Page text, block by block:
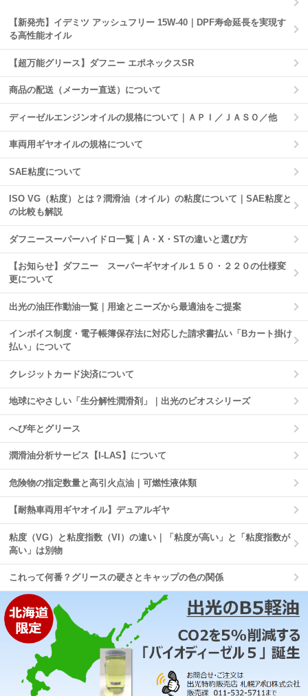
【新発売】イデミツ アッシュフリー 15W-40｜DPF寿命延長を実現す
る高性能オイル
【超万能グリース】ダフニー エポネックスSR
商品の配送（メーカー直送）について
ディーゼルエンジンオイルの規格について｜ＡＰＩ／ＪＡＳＯ／他
車両用ギヤオイルの規格について
SAE粘度について
ISO VG（粘度）とは？潤滑油（オイル）の粘度について｜SAE粘度と
の比較も解説
ダフニースーパーハイドロ一覧｜A・X・STの違いと選び方
【お知らせ】ダフニー スーパーギヤオイル１５０・２２０の仕様変
更について
出光の油圧作動油一覧｜用途とニーズから最適油をご提案
インボイス制度・電子帳簿保存法に対応した請求書払い「Bカート掛け
払い」について
クレジットカード決済について
地球にやさしい「生分解性潤滑剤」｜出光のビオスシリーズ
へび年とグリース
潤滑油分析サービス【I-LAS】について
危険物の指定数量と高引火点油｜可燃性液体類
【耐熱車両用ギヤオイル】デュアルギヤ
粘度（VG）と粘度指数（VI）の違い｜「粘度が高い」と「粘度指数が
高い」は別物
これって何番？グリースの硬さとキャップの色の関係